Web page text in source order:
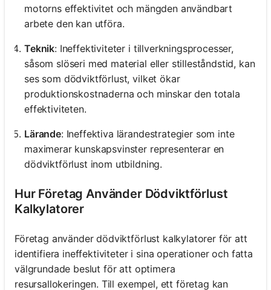
motorns effektivitet och mängden användbart
arbete den kan utföra.
Teknik: Ineffektiviteter i tillverkningsprocesser,
såsom slöseri med material eller stilleståndstid, kan
ses som dödviktförlust, vilket ökar
produktionskostnaderna och minskar den totala
effektiviteten.
Lärande: Ineffektiva lärandestrategier som inte
maximerar kunskapsvinster representerar en
dödviktförlust inom utbildning.
Hur Företag Använder Dödviktförlust
Kalkylatorer
Företag använder dödviktförlust kalkylatorer för att
identifiera ineffektiviteter i sina operationer och fatta
välgrundade beslut för att optimera
resursallokeringen. Till exempel, ett företag kan